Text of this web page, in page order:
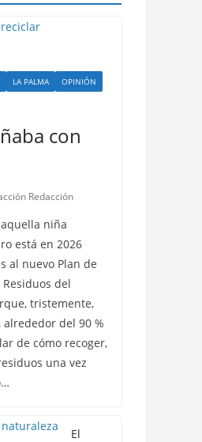
LA PALMA
OPINIÓN
con
Redacción
niña
está en 2026
al nuevo Plan de
del
tristemente,
alrededor del 90 %
de cómo recoger,
una vez
El